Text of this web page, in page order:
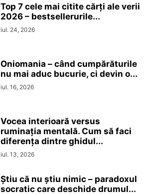
Top 7 cele mai citite cărți ale verii
2026 – bestsellerurile...
iul. 24, 2026
Oniomania – când cumpărăturile
nu mai aduc bucurie, ci devin o...
iul. 16, 2026
Vocea interioară versus
ruminaţia mentală. Cum să faci
diferența dintre ghidul...
iul. 13, 2026
Ştiu că nu ştiu nimic – paradoxul
socratic care deschide drumul...